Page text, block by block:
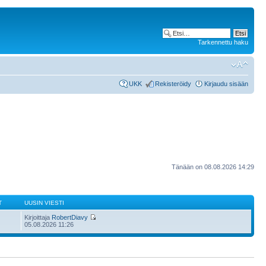
Tarkennettu haku
UKK Rekisteröidy Kirjaudu sisään
Tänään on 08.08.2026 14:29
UUSIN VIESTI
Kirjoittaja RobertDiavy
05.08.2026 11:26